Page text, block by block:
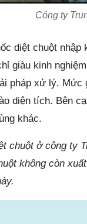
Công ty
diệt chuột nhập
giàu kinh
pháp xử lý. Mức
diện tích. Bên
khác.
chuột ở công ty
không còn